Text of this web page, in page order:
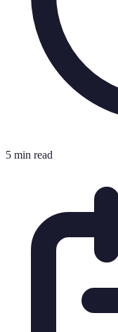
5 min read